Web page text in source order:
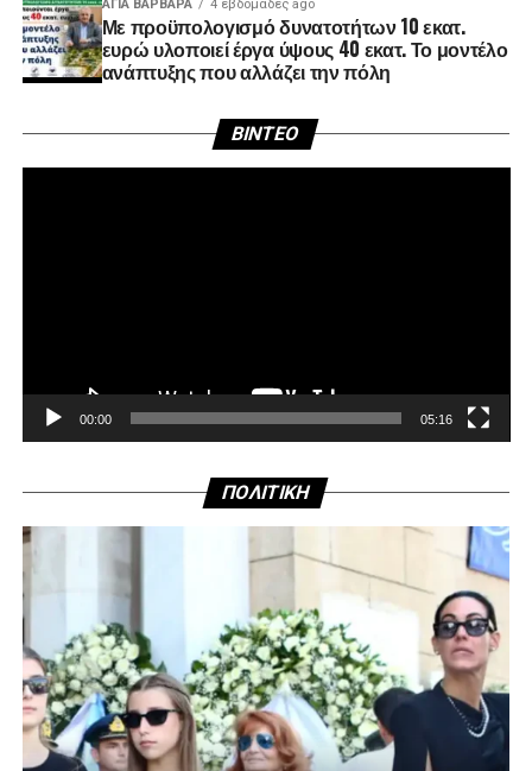
ΑΓΙΑ ΒΑΡΒΑΡΑ 4 εβδομάδες ago
Με προϋπολογισμό δυνατοτήτων 10 εκατ.
ευρώ υλοποιεί έργα ύψους 40 εκατ. Το μοντέλο
ανάπτυξης που αλλάζει την πόλη
BINTEO
00:00 05:16
ΠΟΛΙΤΙΚΗ